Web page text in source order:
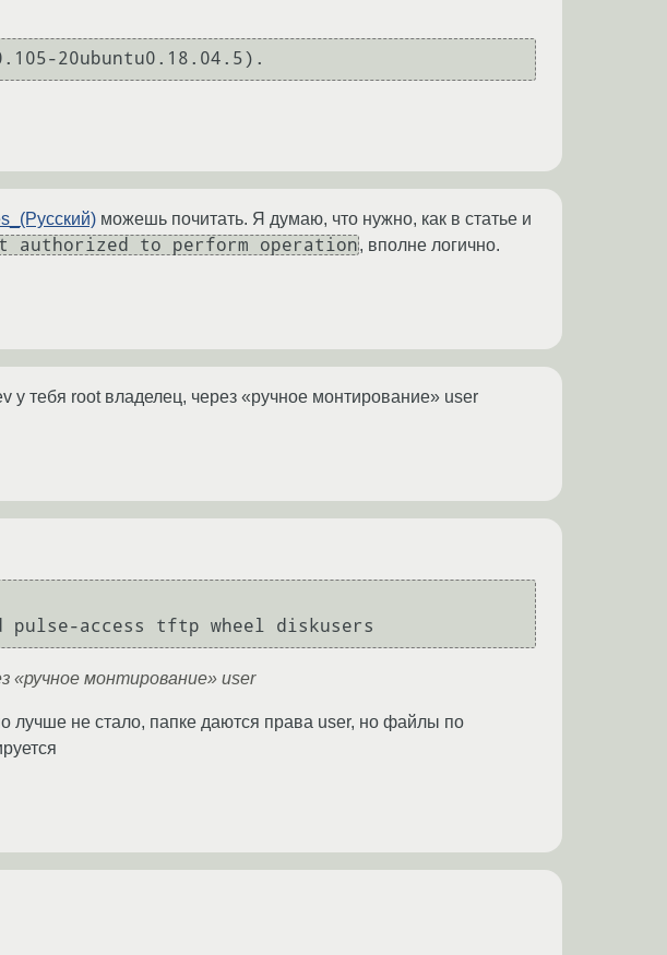
20ubuntu0.18.04.5).
можешь почитать. Я думаю, что нужно, как в статье и
authorized to perform operation, вполне логично.
у тебя root владелец, через «ручное монтирование» user
pulse-access tftp wheel diskusers
«ручное монтирование» user
лучше не стало, папке даются права user, но файлы по